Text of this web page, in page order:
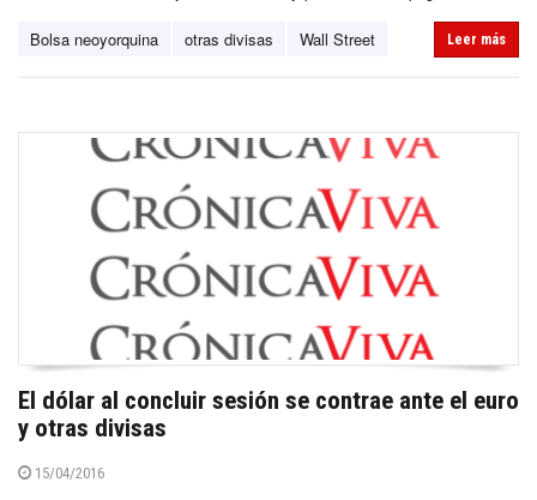
Bolsa neoyorquina otras divisas Wall Street Leer más
El dólar al concluir sesión se contrae ante el euro
y otras divisas
15/04/2016